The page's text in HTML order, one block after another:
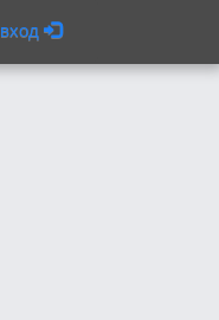
вход